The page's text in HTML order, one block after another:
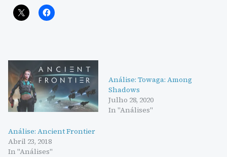
Análise: Ancient Frontier
Abril 23, 2018
In "Análises"
Análise: Towaga: Among
Shadows
Julho 28, 2020
In "Análises"